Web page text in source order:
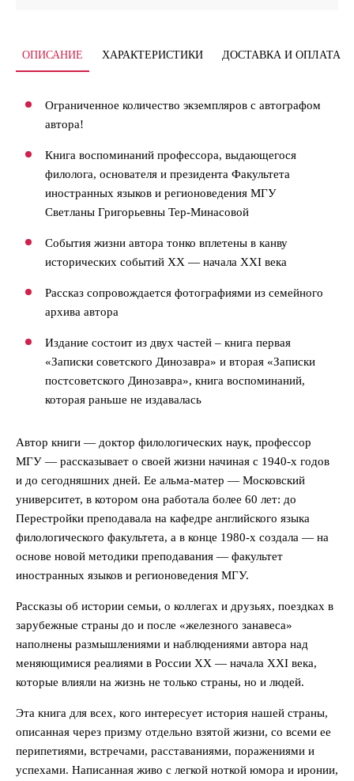
ОПИСАНИЕ ХАРАКТЕРИСТИКИ ДОСТАВКА И ОПЛАТА
Ограниченное количество экземпляров с автографом
автора!
Книга воспоминаний профессора, выдающегося
филолога, основателя и президента Факультета
иностранных языков и регионоведения МГУ
Светланы Григорьевны Тер-Минасовой
События жизни автора тонко вплетены в канву
исторических событий ХХ — начала ХХI века
Рассказ сопровождается фотографиями из семейного
архива автора
Издание состоит из двух частей – книга первая
«Записки советского Динозавра» и вторая «Записки
постсоветского Динозавра», книга воспоминаний,
которая раньше не издавалась
Автор книги — доктор филологических наук, профессор
МГУ — рассказывает о своей жизни начиная с 1940-х годов
и до сегодняшних дней. Ее альма-матер — Московский
университет, в котором она работала более 60 лет: до
Перестройки преподавала на кафедре английского языка
филологического факультета, а в конце 1980-х создала — на
основе новой методики преподавания — факультет
иностранных языков и регионоведения МГУ.
Рассказы об истории семьи, о коллегах и друзьях, поездках в
зарубежные страны до и после «железного занавеса»
наполнены размышлениями и наблюдениями автора над
меняющимися реалиями в России ХХ — начала ХХI века,
которые влияли на жизнь не только страны, но и людей.
Эта книга для всех, кого интересует история нашей страны,
описанная через призму отдельно взятой жизни, со всеми ее
перипетиями, встречами, расставаниями, поражениями и
успехами. Написанная живо с легкой ноткой юмора и иронии,